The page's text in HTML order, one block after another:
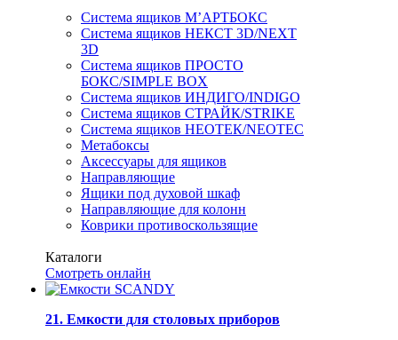
Система ящиков М’АРТБОКС
Система ящиков НЕКСТ 3D/NEXT
3D
Система ящиков ПРОСТО
БОКС/SIMPLE BOX
Система ящиков ИНДИГО/INDIGO
Система ящиков СТРАЙК/STRIKE
Система ящиков НЕОТЕК/NEOTEC
Метабоксы
Аксессуары для ящиков
Направляющие
Ящики под духовой шкаф
Направляющие для колонн
Коврики противоскользящие
Каталоги
Смотреть онлайн
21. Емкости для столовых приборов